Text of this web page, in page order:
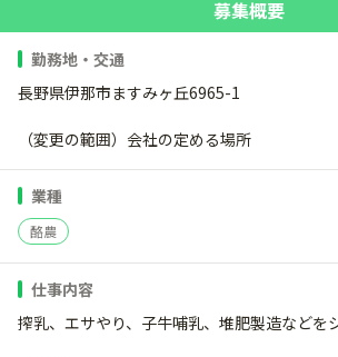
募集概要
勤務地・交通
長野県伊那市ますみヶ丘6965-1
（変更の範囲）会社の定める場所
業種
酪農
仕事内容
搾乳、エサやり、子牛哺乳、堆肥製造などを